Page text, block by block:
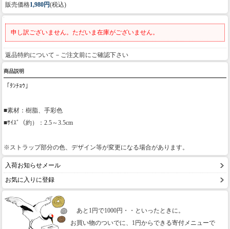
販売価格1,980円(税込)
申し訳ございません。ただいま在庫がございません。
返品特約について－ご注文前にご確認下さい
商品説明
「ﾀﾝﾁｮｳ」
■素材：樹脂、手彩色
■ｻｲｽﾞ（約）：2.5～3.5cm
※ストラップ部分の色、デザイン等が変更になる場合があります。
入荷お知らせメール
お気に入りに登録
あと1円で1000円・・といったときに。
お買い物のついでに、1円からできる寄付メニューで